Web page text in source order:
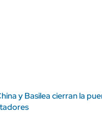
y Basilea cierran la